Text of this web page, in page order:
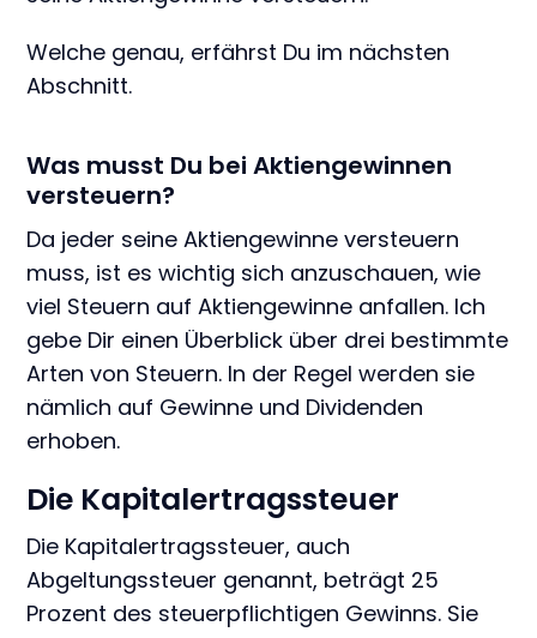
Welche genau, erfährst Du im nächsten
Abschnitt.
Was musst Du bei Aktiengewinnen
versteuern?
Da jeder seine Aktiengewinne versteuern
muss, ist es wichtig sich anzuschauen, wie
viel Steuern auf Aktiengewinne anfallen. Ich
gebe Dir einen Überblick über drei bestimmte
Arten von Steuern. In der Regel werden sie
nämlich auf Gewinne und Dividenden
erhoben.
Die Kapitalertragssteuer
Die Kapitalertragssteuer, auch
Abgeltungssteuer genannt, beträgt 25
Prozent des steuerpflichtigen Gewinns. Sie